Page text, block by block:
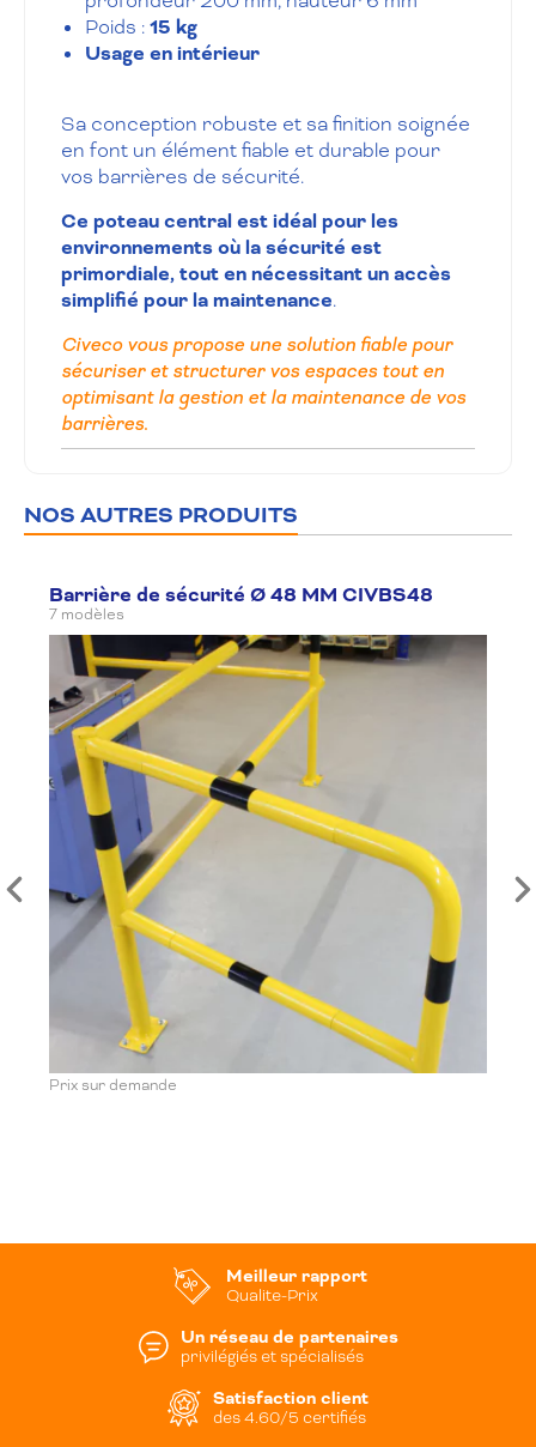
Poids :15 kg
Usage en intérieur
Sa conception robuste et sa finition soignée
en font un élément fiable et durable pour
vos barrières de sécurité.
Ce poteau central est idéal pour les
environnements où la sécurité est
primordiale, tout en nécessitant un accès
simplifié pour la maintenance.
Civeco vous propose une solution fiable pour
sécuriser et structurer vos espaces tout en
optimisant la gestion et la maintenance de vos
barrières.
NOS AUTRES PRODUITS
Barrière de sécurité Ø 48 MM CIVBS48
7 modèles
Prix sur demande
Meilleur rapport
Qualite-Prix
Un réseau de partenaires
privilégiés et spécialisés
Satisfaction client
des 4.60/5 certifiés